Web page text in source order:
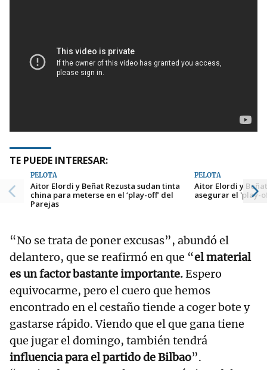
TE PUEDE INTERESAR:
PELOTA
Aitor Elordi y Beñat Rezusta sudan tinta
china para meterse en el ‘play-off’ del
Parejas
PELOTA
Aitor Elordi y
asegurar el 'play-
“No se trata de poner excusas”, abundó el
delantero, que se reafirmó en que “el material
es un factor bastante importante.Espero
equivocarme, pero el cuero que hemos
encontrado en el cestaño tiende a coger bote y
gastarse rápido. Viendo que el que gana tiene
que jugar el domingo, también tendrá
influencia para el partido de Bilbao”.